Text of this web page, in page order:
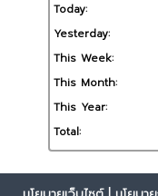
Today:
Yesterday:
This Week:
This Month:
This Year:
Total: